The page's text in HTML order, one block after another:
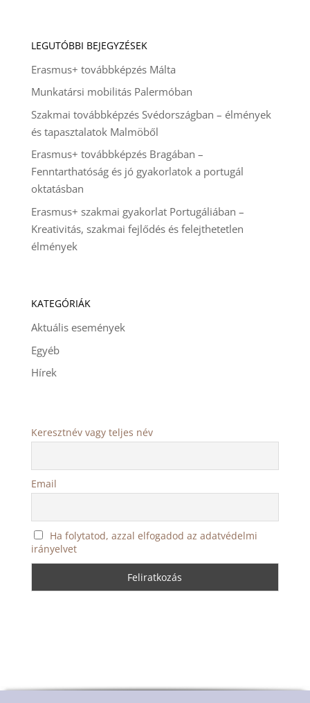
LEGUTÓBBI BEJEGYZÉSEK
Erasmus+ továbbképzés Málta
Munkatársi mobilitás Palermóban
Szakmai továbbképzés Svédországban – élmények
és tapasztalatok Malmöből
Erasmus+ továbbképzés Bragában –
Fenntarthatóság és jó gyakorlatok a portugál
oktatásban
Erasmus+ szakmai gyakorlat Portugáliában –
Kreativitás, szakmai fejlődés és felejthetetlen
élmények
KATEGÓRIÁK
Aktuális események
Egyéb
Hírek
Keresztnév vagy teljes név
Email
Ha folytatod, azzal elfogadod az adatvédelmi
irányelvet